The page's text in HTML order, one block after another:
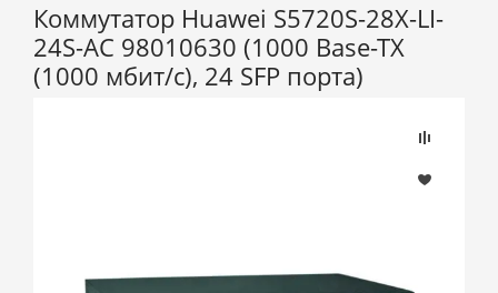
Коммутатор Huawei S5720S-28X-LI-
24S-AC 98010630 (1000 Base-TX
(1000 мбит/с), 24 SFP порта)